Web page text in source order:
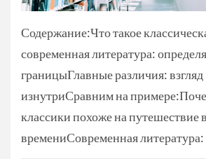
Содержание:Что такое
современная литература:
границыГлавные различия: взгляд
изнутриСравним на
классики похоже на путешествие
времениСовременная литература: